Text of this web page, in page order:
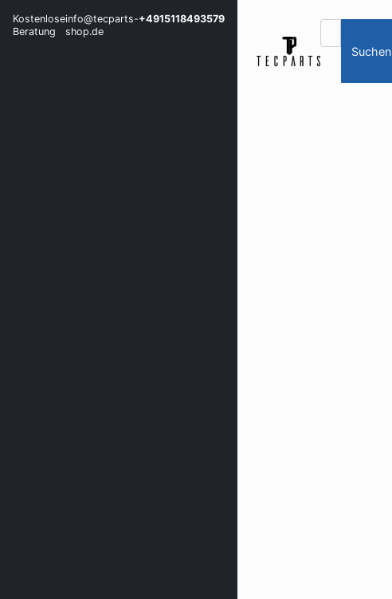
Kostenlose
Beratung
info@tecparts-
shop.de
+4915118493579
Suchen